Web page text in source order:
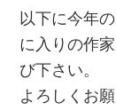
以下に今年
に入りの作
び下さい。
よろしくお